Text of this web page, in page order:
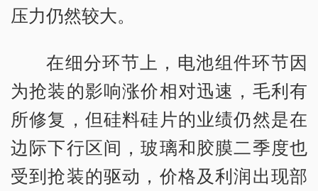
压力仍然较大。
在细分环节上，电池组件环节因
为抢装的影响涨价相对迅速，毛利有
所修复，但硅料硅片的业绩仍然是在
边际下行区间，玻璃和胶膜二季度也
受到抢装的驱动，价格及利润出现部